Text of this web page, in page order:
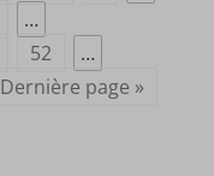
…
52
…
Dernière page »